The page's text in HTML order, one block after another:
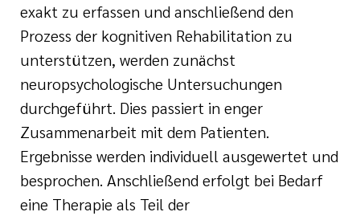
exakt zu erfassen und anschließend den
Prozess der kognitiven Rehabilitation zu
unterstützen, werden zunächst
neuropsychologische Untersuchungen
durchgeführt. Dies passiert in enger
Zusammenarbeit mit dem Patienten.
Ergebnisse werden individuell ausgewertet und
besprochen. Anschließend erfolgt bei Bedarf
eine Therapie als Teil der